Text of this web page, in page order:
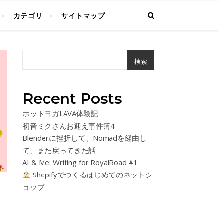
カテゴリ サイトマップ
検索
Recent Posts
ホットヨガLAVA体験記
初音ミクさんお迎え事件簿4
Blenderに挫折して、Nomadを経由し
て、また戻ってきた話
AI & Me: Writing for RoyalRoad #1
Shopifyでつくるはじめてのネットシ
ョップ